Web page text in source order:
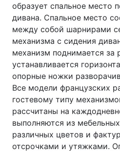
образует спальное место
дивана. Спальное место
между собой шарнирами
механизма с сидения
механизм поднимается за
устанавливается
опорные ножки
Все модели французских
гостевому типу
рассчитаны на
выполняются из
различных цветов и
отсрочками и утяжками.